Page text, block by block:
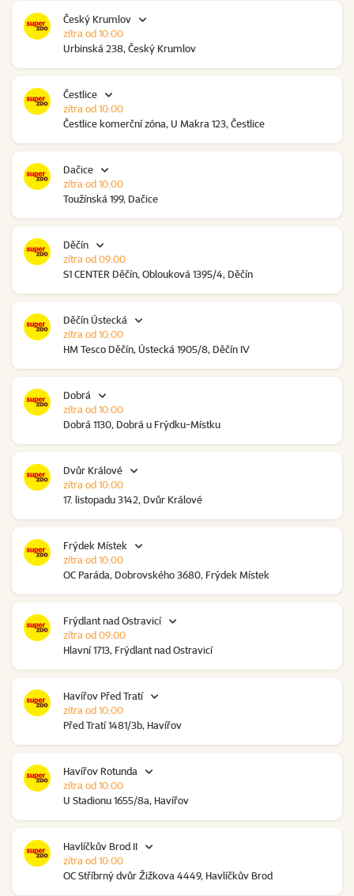
Český Krumlov
Urbinská 238, Český Krumlov
zítra od 10:00
Čestlice
Čestlice komerční zóna, U Makra 123, Čestlice
zítra od 10:00
Dačice
Toužínská 199, Dačice
zítra od 10:00
Děčín
S1 CENTER Děčín, Oblouková 1395/4, Děčín
zítra od 09:00
Děčín Ústecká
HM Tesco Děčín, Ústecká 1905/8, Děčín IV
zítra od 10:00
Dobrá
Dobrá 1130, Dobrá u Frýdku-Místku
zítra od 10:00
Dvůr Králové
17. listopadu 3142, Dvůr Králové
zítra od 10:00
Frýdek Místek
OC Paráda, Dobrovského 3680, Frýdek Místek
zítra od 10:00
Frýdlant nad Ostravicí
Hlavní 1713, Frýdlant nad Ostravicí
zítra od 09:00
Havířov Před Tratí
Před Tratí 1481/3b, Havířov
zítra od 10:00
Havířov Rotunda
U Stadionu 1655/8a, Havířov
zítra od 10:00
Havlíčkův Brod II
OC Stříbrný dvůr Žižkova 4449, Havlíčkův Brod
zítra od 10:00